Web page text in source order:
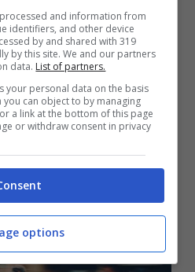
da corsa”. Ma non
un landscape
arriva tutt’ora a
nel verde dove fu
bicicletta di circolare
prima ciclabile della
and information from
identifiers, and other device
by and shared with 319
by this site. We and our partners
data. List of partners.
your personal data on the basis
can object to by managing
a link at the bottom of this page
or withdraw consent in privacy
options